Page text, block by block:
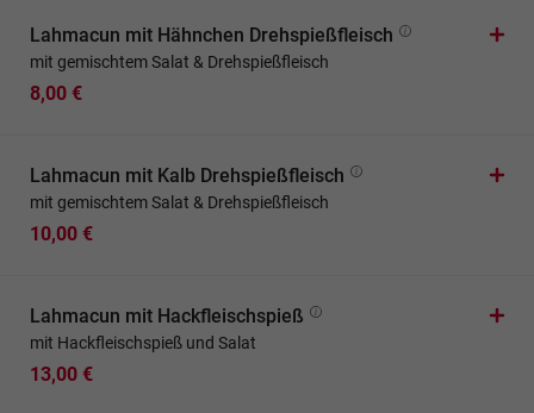
Lahmacun mit Hähnchen Drehspießfleisch
mit gemischtem Salat & Drehspießfleisch
8,00 €
Lahmacun mit Kalb Drehspießfleisch
mit gemischtem Salat & Drehspießfleisch
10,00 €
Lahmacun mit Hackfleischspieß
mit Hackfleischspieß und Salat
13,00 €